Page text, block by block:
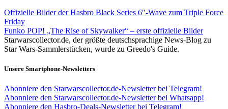
Offizielle Bilder der Hasbro Black Series 6″-Wave zum Triple Force
Friday
Funko POP! „The Rise of Skywalker“ – erste offizielle Bilder
Starwarscollector.de, der größte deutschsprachige News-Blog zu
Star Wars-Sammlerstücken, wurde zu Greedo's Guide.
Unsere Smartphone-Newsletters
Abonniere den Starwarscollector.de-Newsletter bei Telegram!
Abonniere den Starwarscollector.de-Newsletter bei Whatsapp!
Abonniere den Hasbro-Deals-Newsletter bei Telegram!